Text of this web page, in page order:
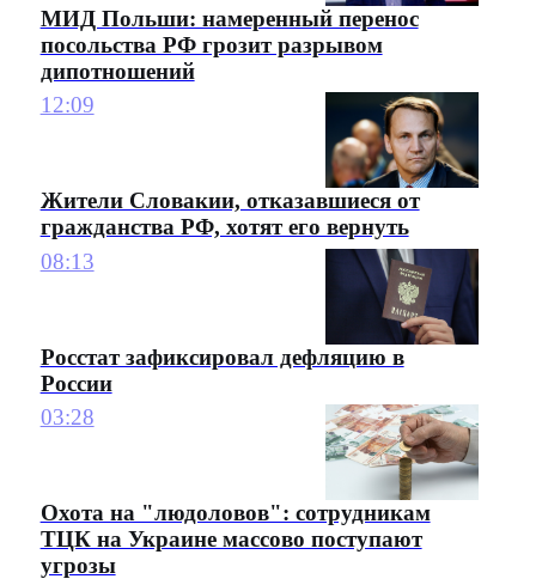
МИД Польши: намеренный перенос
посольства РФ грозит разрывом
дипотношений
12:09
Жители Словакии, отказавшиеся от
гражданства РФ, хотят его вернуть
08:13
Росстат зафиксировал дефляцию в
России
03:28
Охота на "людоловов": сотрудникам
ТЦК на Украине массово поступают
угрозы